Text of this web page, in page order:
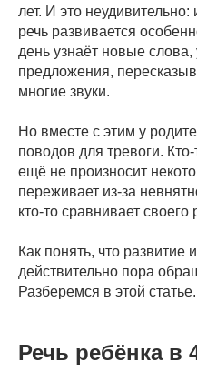
лет. И это
речь развивается
день узнаёт новые
предложения,
многие звуки.
Но вместе с этим у
поводов для тревоги.
ещё не произносит
переживает из-за
кто-то сравнивает
Как понять, что развитие
действительно пора
Разберемся в этой статье.
Речь ребёнка в